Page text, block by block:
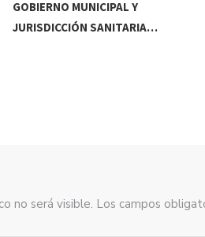
GOBIERNO MUNICIPAL Y
JURISDICCIÓN SANITARIA…
no será visible. Los campos